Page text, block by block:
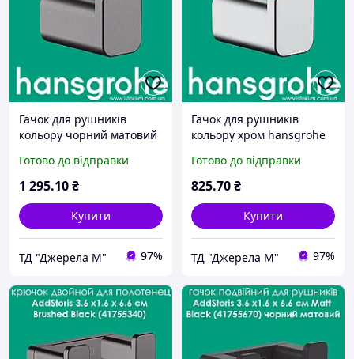
Гачок для рушників
кольору чорний матовий
Brushed Black (41742340)
Готово до відправки
1 295.10₴
Купити
ТД "Джерела М" 97%
Гачок для рушників
кольору хром hansgrohe
(41742000)
Готово до відправки
825.70₴
Купити
ТД "Джерела М" 97%